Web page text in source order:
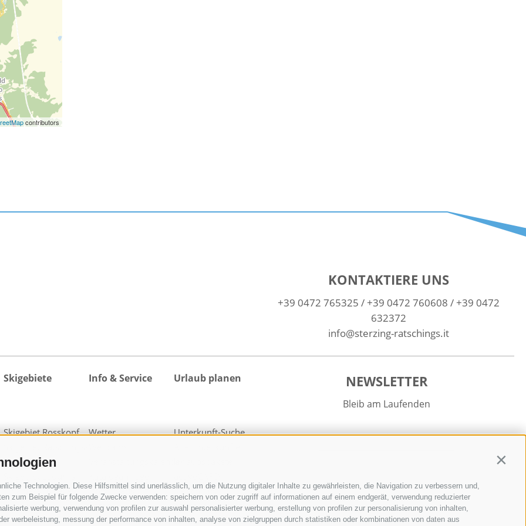
Technologien. Diese Hilfsmittel sind unerlässlich, um die Nutzung digitaler Inhalte zu gewährleisten, die Navigation zu verbessern und,
zum Beispiel für folgende Zwecke verwenden: speichern von oder zugriff auf informationen auf einem endgerät, verwendung reduzierter
werbung, verwendung von profilen zur auswahl personalisierter werbung, erstellung von profilen zur personalisierung von inhalten,
werbeleistung, messung der performance von inhalten, analyse von zielgruppen durch statistiken oder kombinationen von daten aus
contributors
KONTAKTIERE UNS
+39 0472 765325 / +39 0472 760608 / +39 0472
632372
info@sterzing-ratschings.it
Skigebiete
Skigebiet Rosskopf
Jaufen
1 Skipass für alle
Skigebiete
Info & Service
Wetter
Downloads
Fotos
Videos
Urlaub planen
Unterkunft-Suche
Ratschings
activeCARD Sterzing
Gossensass CARD
NEWSLETTER
Bleib am Laufenden
Newsletter Anmelden